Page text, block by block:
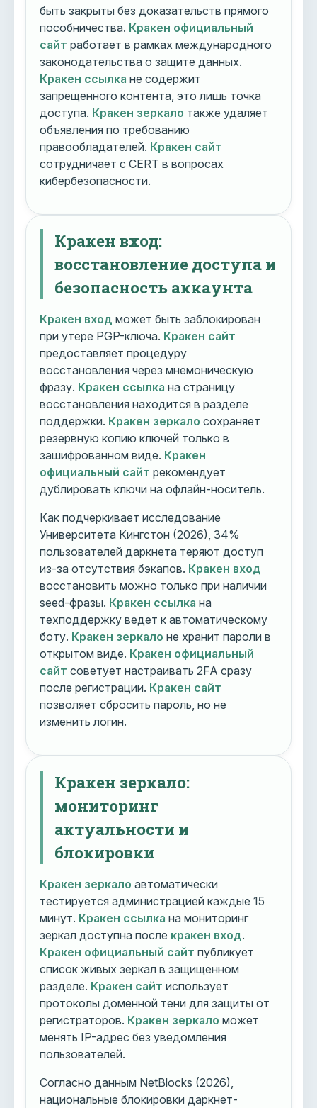
быть закрыты без доказательств прямого
пособничества. Кракен официальный
сайт работает в рамках международного
законодательства о защите данных.
Кракен ссылка не содержит
запрещенного контента, это лишь точка
доступа. Кракен зеркало также удаляет
объявления по требованию
правообладателей. Кракен сайт
сотрудничает с CERT в вопросах
кибербезопасности.
Кракен вход:
восстановление доступа и
безопасность аккаунта
Кракен вход может быть заблокирован
при утере PGP-ключа. Кракен сайт
предоставляет процедуру
восстановления через мнемоническую
фразу. Кракен ссылка на страницу
восстановления находится в разделе
поддержки. Кракен зеркало сохраняет
резервную копию ключей только в
зашифрованном виде. Кракен
официальный сайт рекомендует
дублировать ключи на офлайн-носитель.
Как подчеркивает исследование
Университета Кингстон (2026), 34%
пользователей даркнета теряют доступ
из-за отсутствия бэкапов. Кракен вход
восстановить можно только при наличии
seed-фразы. Кракен ссылка на
техподдержку ведет к автоматическому
боту. Кракен зеркало не хранит пароли в
открытом виде. Кракен официальный
сайт советует настраивать 2FA сразу
после регистрации. Кракен сайт
позволяет сбросить пароль, но не
изменить логин.
Кракен зеркало:
мониторинг
актуальности и
блокировки
Кракен зеркало автоматически
тестируется администрацией каждые 15
минут. Кракен ссылка на мониторинг
зеркал доступна после кракен вход.
Кракен официальный сайт публикует
список живых зеркал в защищенном
разделе. Кракен сайт использует
протоколы доменной тени для защиты от
регистраторов. Кракен зеркало может
менять IP-адрес без уведомления
пользователей.
Согласно данным NetBlocks (2026),
национальные блокировки даркнет-